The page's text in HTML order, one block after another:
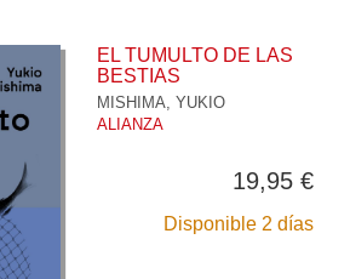
EL TUMULTO DE LAS
BESTIAS
MISHIMA, YUKIO
ALIANZA
19,95 €
Disponible 2 días